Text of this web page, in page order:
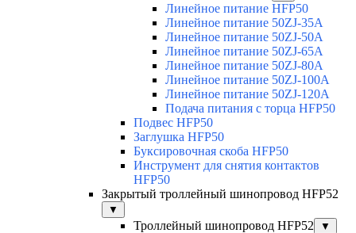
Линейное питание HFP50
Линейное питание 50ZJ-35A
Линейное питание 50ZJ-50A
Линейное питание 50ZJ-65A
Линейное питание 50ZJ-80A
Линейное питание 50ZJ-100A
Линейное питание 50ZJ-120A
Подача питания с торца HFP50
Подвес HFP50
Заглушка HFP50
Буксировочная скоба HFP50
Инструмент для снятия контактов
HFP50
Закрытый троллейный шинопровод HFP52
▼
Троллейный шинопровод HFP52 ▼